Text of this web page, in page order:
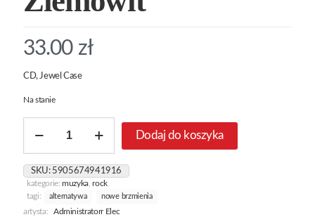
33.00 zł
CD, Jewel Case
Na stanie
Ziemowit
Dodaj do koszyka
SKU: 5905674941916
kategorie:muzyka,rock
tagi:
alternatywa nowe brzmienia
artysta:
Administratorr Elec